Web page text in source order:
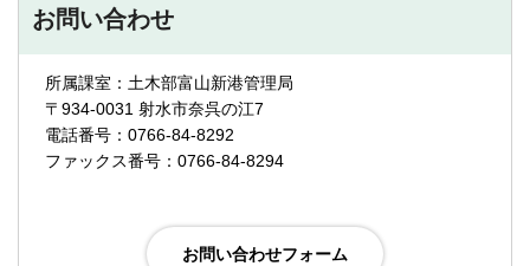
お問い合わせ
所属課室：土木部富山新港管理局
〒934-0031 射水市奈呉の江7
電話番号：0766-84-8292
ファックス番号：0766-84-8294